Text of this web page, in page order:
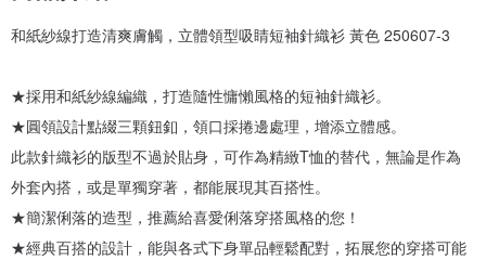
和紙紗線打造清爽膚觸，立體領型吸睛短袖針織衫 黃色 250607-3
★採用和紙紗線編織，打造隨性慵懶風格的短袖針織衫。
★圓領設計點綴三顆鈕釦，領口採捲邊處理，增添立體感。
此款針織衫的版型不過於貼身，可作為精緻T恤的替代，無論是作為
外套內搭，或是單獨穿著，都能展現其百搭性。
★簡潔俐落的造型，推薦給喜愛俐落穿搭風格的您！
★經典百搭的設計，能與各式下身單品輕鬆配對，拓展您的穿搭可能